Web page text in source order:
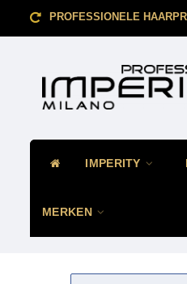
PROFESSIONELE
IMPERITY
MERKEN